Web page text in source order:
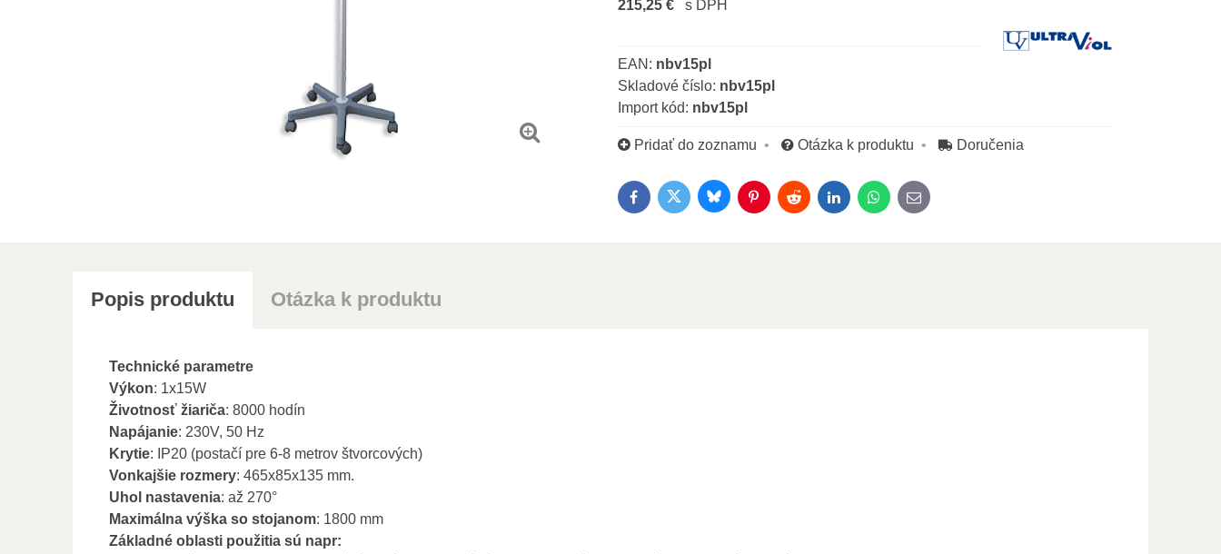
215,25 € s DPH
Výrobca:
EAN: nbv15pl
Skladové číslo: nbv15pl
Import kód: nbv15pl
Pridať do zoznamu Otázka k produktu Doručenia
FacebookTwitterBlueskyPinterestRedditLinkedInWhatsApp
E-mail
Popis produktu Otázka k produktu
Technické parametre
Výkon: 1x15W
Životnosť žiariča: 8000 hodín
Napájanie: 230V, 50 Hz
Krytie: IP20 (postačí pre 6-8 metrov štvorcových)
Vonkajšie rozmery: 465x85x135 mm.
Uhol nastavenia: až 270°
Maximálna výška so stojanom: 1800 mm
Základné oblasti použitia sú napr: